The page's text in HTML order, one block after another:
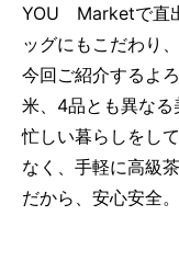
YOU Marketで直
ッグにもこだわり
今回ご紹介するよ
米、4品とも異なる
忙しい暮らしをし
なく、手軽に高級
だから、安心安全。